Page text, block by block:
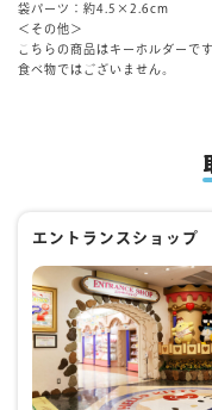
袋パーツ：約4.5×2.6cm
＜その他＞
こちらの商品はキーホルダーです
食べ物ではございません。
エントランスショップ